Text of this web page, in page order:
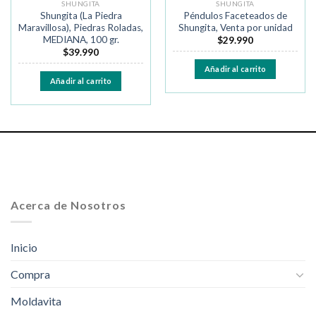
SHUNGITA
Shungita (La Piedra
Maravillosa), Piedras Roladas,
MEDIANA, 100 gr.
$39.990
Añadir al carrito
SHUNGITA
Péndulos Faceteados de
Shungita, Venta por unidad
$29.990
Añadir al carrito
Acerca de Nosotros
Inicio
Compra
Moldavita